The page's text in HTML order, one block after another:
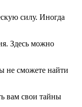
силу. Иногда
Здесь можно
не сможете найти
вам свои тайны